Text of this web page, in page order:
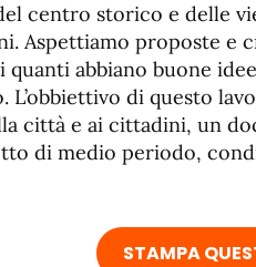
centro storico e delle
Aspettiamo proposte e
abbiano buone
L’obbiettivo di questo
città e ai cittadini, un
di medio periodo,
STAMPA